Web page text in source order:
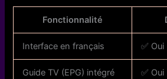
Fonctionnalité
Interface en français ✅ Oui
Guide TV (EPG) intégré ✅ Oui